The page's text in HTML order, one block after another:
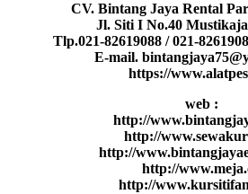
CV. Bintang Jaya Rental
Jl. Siti I No.40
Tlp.021-82619088 / 021-
E-mail.
https://
web :
http://
http://
http://
http://
http://